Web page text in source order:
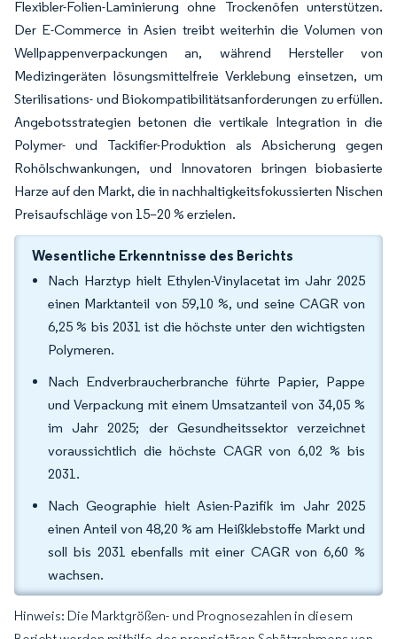
Flexibler-Folien-Laminierung ohne Trockenöfen unterstützen.
Der E-Commerce in Asien treibt weiterhin die Volumen von
Wellpappenverpackungen an, während Hersteller von
Medizingeräten lösungsmittelfreie Verklebung einsetzen, um
Sterilisations- und Biokompatibilitätsanforderungen zu erfüllen.
Angebotsstrategien betonen die vertikale Integration in die
Polymer- und Tackifier-Produktion als Absicherung gegen
Rohölschwankungen, und Innovatoren bringen biobasierte
Harze auf den Markt, die in nachhaltigkeitsfokussierten Nischen
Preisaufschläge von 15–20 % erzielen.
Wesentliche Erkenntnisse des Berichts
Nach Harztyp hielt Ethylen-Vinylacetat im Jahr 2025
einen Marktanteil von 59,10 %, und seine CAGR von
6,25 % bis 2031 ist die höchste unter den wichtigsten
Polymeren.
Nach Endverbraucherbranche führte Papier, Pappe
und Verpackung mit einem Umsatzanteil von 34,05 %
im Jahr 2025; der Gesundheitssektor verzeichnet
voraussichtlich die höchste CAGR von 6,02 % bis
2031.
Nach Geographie hielt Asien-Pazifik im Jahr 2025
einen Anteil von 48,20 % am Heißklebstoffe Markt und
soll bis 2031 ebenfalls mit einer CAGR von 6,60 %
wachsen.
Hinweis: Die Marktgrößen- und Prognosezahlen in diesem